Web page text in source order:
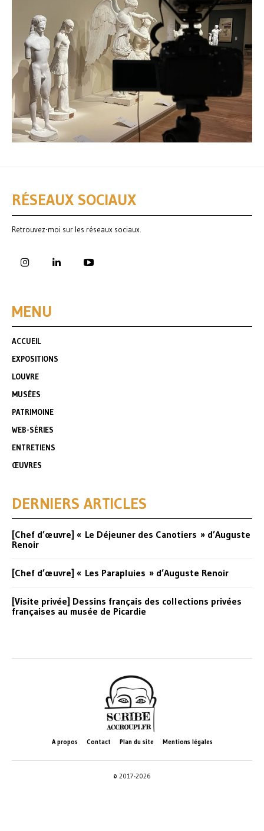
RÉSEAUX SOCIAUX
Retrouvez-moi sur les réseaux sociaux.
MENU
ACCUEIL
EXPOSITIONS
LOUVRE
MUSÉES
PATRIMOINE
WEB-SÉRIES
ENTRETIENS
ŒUVRES
DERNIERS ARTICLES
[Chef d’œuvre] « Le Déjeuner des Canotiers » d’Auguste
Renoir
[Chef d’œuvre] « Les Parapluies » d’Auguste Renoir
[Visite privée] Dessins français des collections privées
françaises au musée de Picardie
A propos Contact Plan du site Mentions légales
© 2017-2026